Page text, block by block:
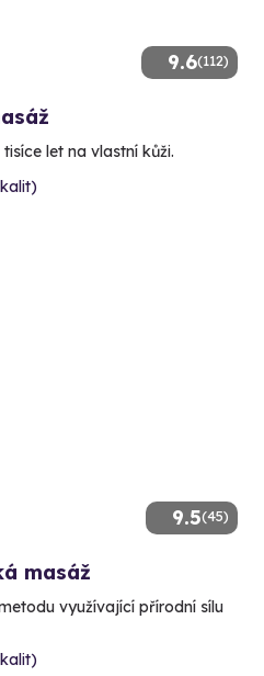
9.6(112)
let na vlastní kůži.
9.5(45)
masáž
využívající přírodní sílu